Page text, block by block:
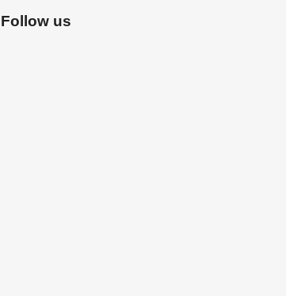
Follow us